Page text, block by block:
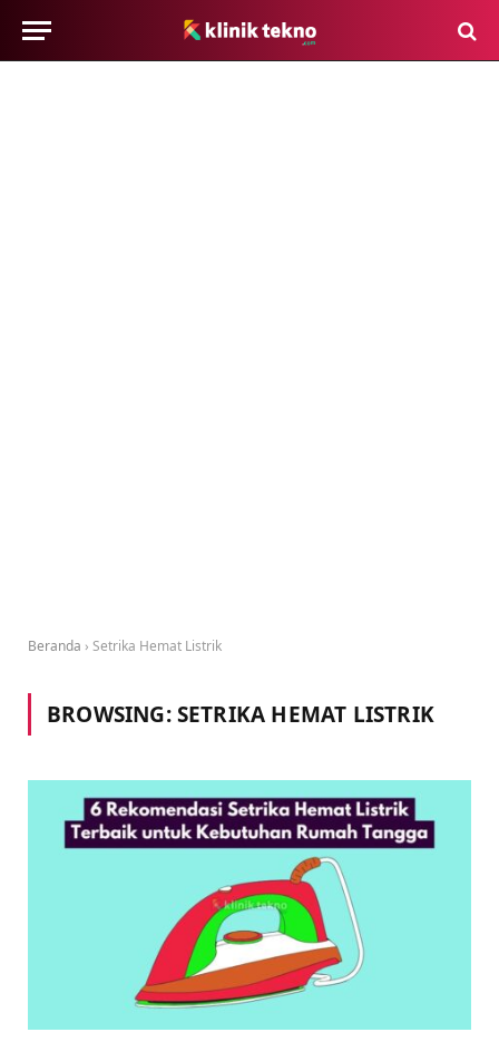
Beranda › Setrika Hemat Listrik
BROWSING:SETRIKA HEMAT LISTRIK